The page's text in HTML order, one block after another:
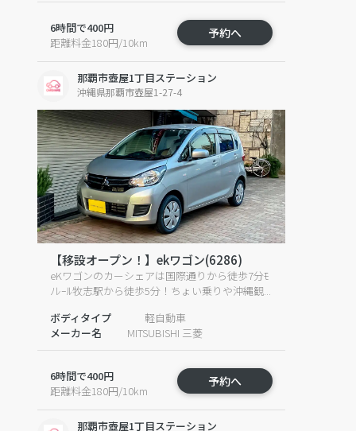
6時間で400円
距離料金180円/10km
予約へ
那覇市壺屋1丁目ステーション
沖縄県那覇市壺屋1-27-4
【移設オープン！】ekワゴン(6286)
eKワゴンのカーシェアは国際通りから徒歩7分ﾓ
ﾉﾚｰﾙ牧志駅から徒歩5分！ちょい乗りや沖縄観...
ボディタイプ
メーカー名
軽自動車
MITSUBISHI 三菱
6時間で400円
距離料金180円/10km
予約へ
那覇市壺屋1丁目ステーション